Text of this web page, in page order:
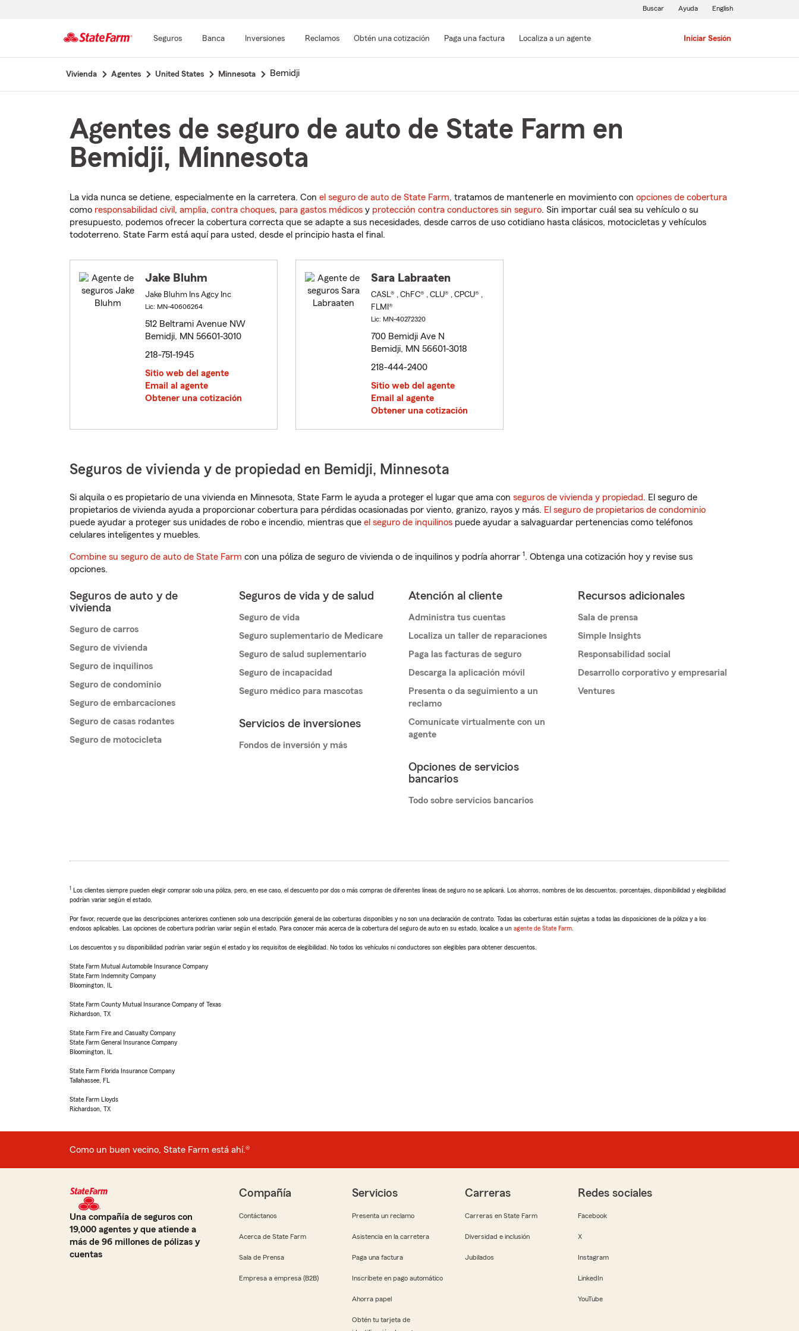
contenido
Seguros Banca Inversiones Reclamos Obtén una cotización Paga una factura Localiza a un agente Iniciar Sesión
Buscar Ayuda English
Vivienda Agentes United States Minnesota Bemidji
Agentes de seguro de auto de State Farm en
Bemidji, Minnesota
La vida nunca se detiene, especialmente en la carretera. Con el seguro de auto de State Farm, tratamos de mantenerle en movimiento con opciones de cobertura
como responsabilidad civil , amplia, contra choques, para gastos médicos y protección contra conductores sin seguro. Sin importar cuál sea su vehículo o su
presupuesto, podemos ofrecer la cobertura correcta que se adapte a sus necesidades, desde carros de uso cotidiano hasta clásicos, motocicletas y vehículos
todoterreno. State Farm está aquí para usted, desde el principio hasta el final.
Jake Bluhm
Jake Bluhm Ins Agcy Inc
Lic: MN-40606264
512 Beltrami Avenue NW
Bemidji, MN 56601-3010
218-751-1945
Sitio web del agente
Email al agente
Obtener una cotización
Sara Labraaten
CASL® , ChFC® , CLU® , CPCU® ,
FLMI®
Lic: MN-40272320
700 Bemidji Ave N
Bemidji, MN 56601-3018
218-444-2400
Sitio web del agente
Email al agente
Obtener una cotización
Seguros de vivienda y de propiedad en Bemidji, Minnesota
Si alquila o es propietario de una vivienda en Minnesota, State Farm le ayuda a proteger el lugar que ama con seguros de vivienda y propiedad. El seguro de
propietarios de vivienda ayuda a proporcionar cobertura para pérdidas ocasionadas por viento, granizo, rayos y más. El seguro de propietarios de condominio
puede ayudar a proteger sus unidades de robo e incendio, mientras que el seguro de inquilinos puede ayudar a salvaguardar pertenencias como teléfonos
celulares inteligentes y muebles.
Combine su seguro de auto de State Farm con una póliza de seguro de vivienda o de inquilinos y podría ahorrar 1. Obtenga una cotización hoy y revise sus
opciones.
Seguros de auto y de
vivienda
Seguro de carros
Seguro de vivienda
Seguro de inquilinos
Seguro de condominio
Seguro de embarcaciones
Seguro de casas rodantes
Seguro de motocicleta
Seguros de vida y de salud
Seguro de vida
Seguro suplementario de Medicare
Seguro de salud suplementario
Seguro de incapacidad
Seguro médico para mascotas
Servicios de inversiones
Fondos de inversión y más
Atención al cliente
Administra tus cuentas
Localiza un taller de reparaciones
Paga las facturas de seguro
Descarga la aplicación móvil
Presenta o da seguimiento a un
reclamo
Comunícate virtualmente con un
agente
Opciones de servicios
bancarios
Todo sobre servicios bancarios
Recursos adicionales
Sala de prensa
Simple Insights
Responsabilidad social
Desarrollo corporativo y empresarial
Ventures
1 Los clientes siempre pueden elegir comprar solo una póliza, pero, en ese caso, el descuento por dos o más compras de diferentes líneas de seguro no se aplicará. Los ahorros, nombres de los descuentos, porcentajes, disponibilidad y elegibilidad
podrían variar según el estado.
Por favor, recuerde que las descripciones anteriores contienen solo una descripción general de las coberturas disponibles y no son una declaración de contrato. Todas las coberturas están sujetas a todas las disposiciones de la póliza y a los
endosos aplicables. Las opciones de cobertura podrían variar según el estado. Para conocer más acerca de la cobertura del seguro de auto en su estado, localice a un agente de State Farm
Los descuentos y su disponibilidad podrían variar según el estado y los requisitos de elegibilidad. No todos los vehículos ni conductores son elegibles para obtener descuentos.
State Farm Mutual Automobile Insurance Company
State Farm Indemnity Company
Bloomington, IL
State Farm County Mutual Insurance Company of Texas
Richardson, TX
State Farm Fire and Casualty Company
State Farm General Insurance Company
Bloomington, IL
State Farm Florida Insurance Company
Tallahassee, FL
State Farm Lloyds
Richardson, TX
Como un buen vecino, State Farm está ahí.®
Una compañía de seguros con
19,000 agentes y que atiende a
más de 96 millones de pólizas y
cuentas
Compañía
Contáctanos
Acerca de State Farm
Sala de Prensa
Empresa a empresa (B2B)
Servicios
Presenta un reclamo
Asistencia en la carretera
Paga una factura
Inscríbete en pago automático
Ahorra papel
Obtén tu tarjeta de
Carreras
Carreras en State Farm
Diversidad e inclusión
Jubilados
Redes sociales
Facebook
X
Instagram
LinkedIn
YouTube